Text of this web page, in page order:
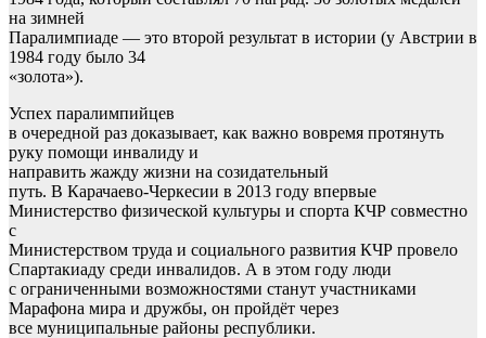
на зимней
Паралимпиаде — это второй результат в истории (у Австрии в
1984 году было 34
«золота»).
Успех паралимпийцев
в очередной раз доказывает, как важно вовремя протянуть
руку помощи инвалиду и
направить жажду жизни на созидательный
путь. В Карачаево-Черкесии в 2013 году впервые
Министерство физической культуры и спорта КЧР совместно
с
Министерством труда и социального развития КЧР провело
Спартакиаду среди инвалидов. А в этом году люди
с ограниченными возможностями станут участниками
Марафона мира и дружбы, он пройдёт через
все муниципальные районы республики.